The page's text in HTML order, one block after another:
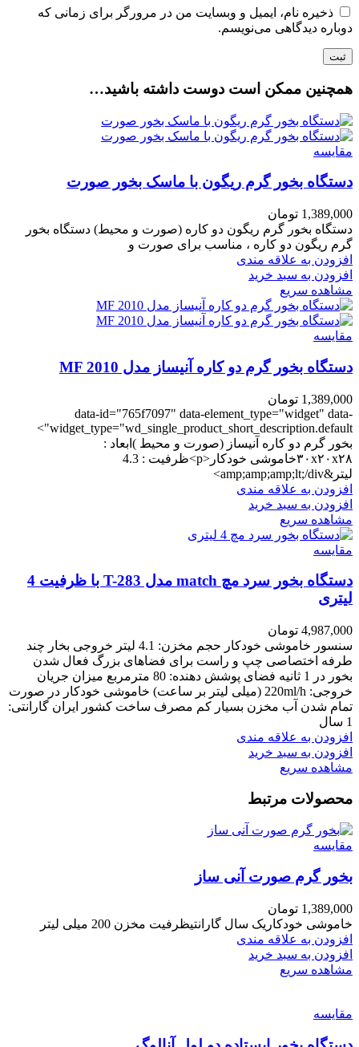
ذخیره نام، ایمیل و وبسایت من در مرورگر برای زمانی که
دوباره دیدگاهی می‌نویسم.
همچنین ممکن است دوست داشته باشید…
مقایسه
دستگاه بخور گرم ریگون با ماسک بخور صورت
1,389,000 تومان
دستگاه بخور گرم ریگون دو کاره (صورت و محیط) دستگاه بخور
گرم ریگون دو کاره ، مناسب برای صورت و
افزودن به علاقه مندی
افزودن به سبد خرید
مشاهده سریع
مقایسه
دستگاه بخور گرم دو کاره آنیساز مدل MF 2010
1,389,000 تومان
data-id="765f7097" data-element_type="widget" data-
widget_type="wd_single_product_short_description.default">
بخور گرم دو کاره آنیساز (صورت و محیط )ابعاد :
۳۰x۲۰x۲۸خاموشی خودکار<p>ظرفیت : 4.3
لیتر&amp;amp;amp;lt;/div>
افزودن به علاقه مندی
افزودن به سبد خرید
مشاهده سریع
مقایسه
دستگاه بخور سرد مچ match مدل T-283 با ظرفیت 4
لیتری
4,987,000 تومان
سنسور خاموشی خودکار حجم مخزن: 4.1 لیتر خروجی بخار چند
طرفه اختصاصی چپ و راست برای فضاهای بزرگ فعال شدن
بخور در 1 ثانیه فضای پوشش دهنده: 80 مترمربع میزان جریان
خروجی: 220ml/h (میلی لیتر بر ساعت) خاموشی خودکار در صورت
تمام شدن آب مخزن بسیار کم مصرف ساخت کشور ایران گارانتی:
1 سال
افزودن به علاقه مندی
افزودن به سبد خرید
مشاهده سریع
محصولات مرتبط
مقایسه
بخور گرم صورت آنی ساز
1,389,000 تومان
خاموشی خودکاریک سال گارانتیظرفیت مخزن 200 میلی لیتر
افزودن به علاقه مندی
افزودن به سبد خرید
مشاهده سریع
مقایسه